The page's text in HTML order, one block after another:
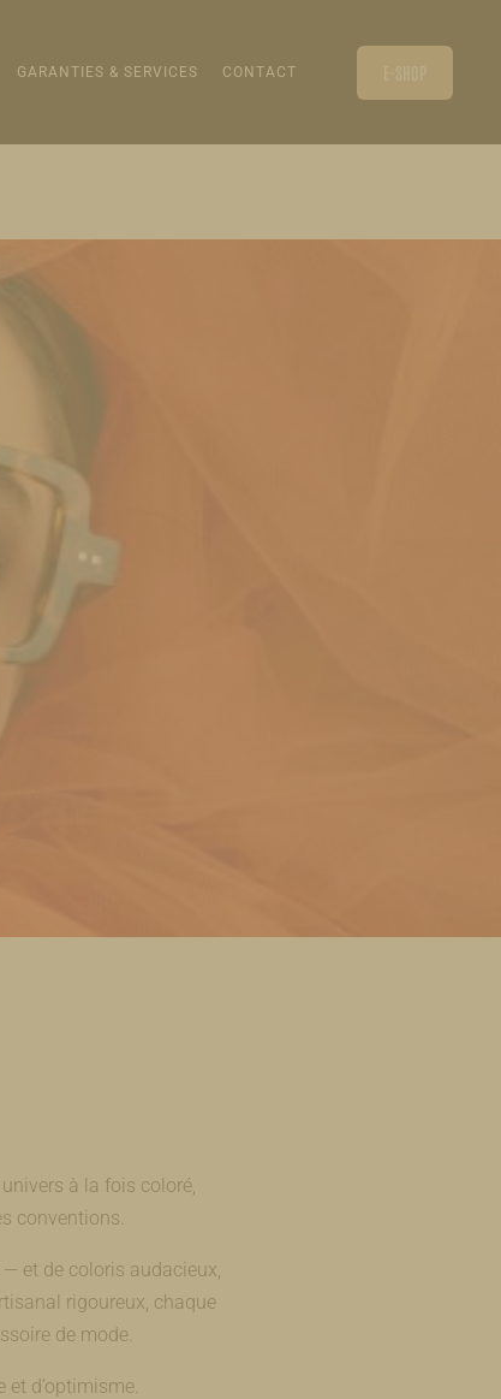
GARANTIES & SERVICES CONTACT
à la fois coloré,
conventions.
et de coloris audacieux,
rigoureux, chaque
de mode.
et d’optimisme.